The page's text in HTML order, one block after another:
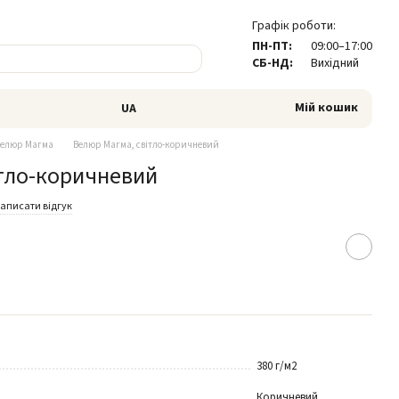
Графік роботи:
ПН-ПТ:
09:00–17:00
СБ-НД:
Вихідний
UA Мій кошик
Магма Велюр Магма, світло-коричневий
коричневий
відгук
380 г/м2